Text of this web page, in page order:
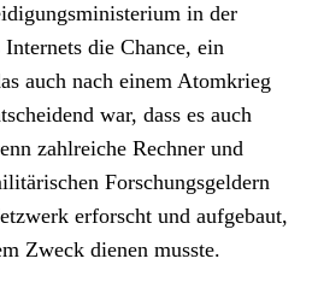
in der
die Chance, ein
auch nach einem Atomkrieg
war, dass es auch
zahlreiche Rechner und
Forschungsgeldern
erforscht und aufgebaut,
Zweck dienen musste.